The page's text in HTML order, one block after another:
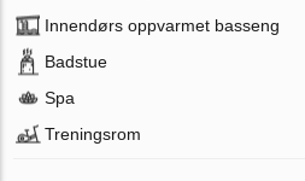
Innendørs oppvarmet basseng
Badstue
Spa
Treningsrom